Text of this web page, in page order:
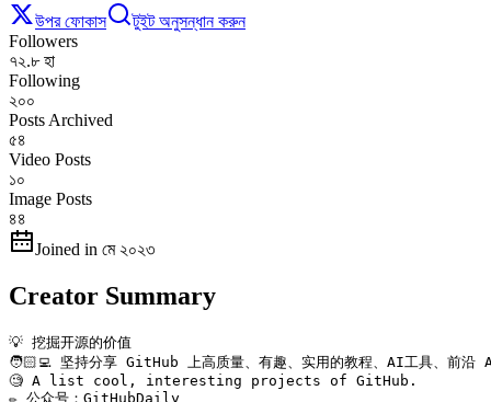
উপর ফোকাস
টুইট অনুসন্ধান করুন
Followers
৭২.৮ হা
Following
২০০
Posts Archived
৫৪
Video Posts
১০
Image Posts
৪৪
Joined in মে ২০২৩
Creator Summary
💡 挖掘开源的价值
🧑🏻‍💻 坚持分享 GitHub 上高质量、有趣、实用的教程、AI工具、前沿
🧐 A list cool, interesting projects of GitHub.
✏️ 公众号：GitHubDaily